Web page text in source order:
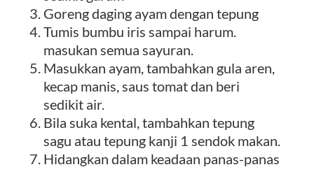
Goreng daging ayam dengan tepung
Tumis bumbu iris sampai harum.
masukan semua sayuran.
Masukkan ayam, tambahkan gula aren,
kecap manis, saus tomat dan beri
sedikit air.
Bila suka kental, tambahkan tepung
sagu atau tepung kanji 1 sendok makan.
Hidangkan dalam keadaan panas-panas